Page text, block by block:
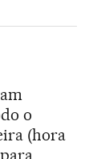
o
(hora